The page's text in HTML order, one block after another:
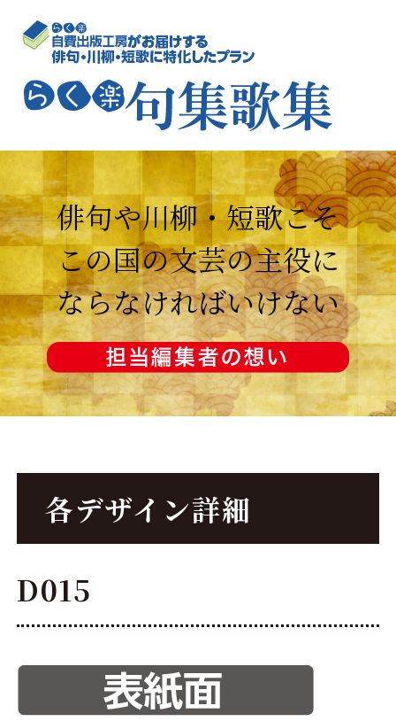
俳句や川柳・短歌こそ
この国の文芸の主役に
ならなければいけない
各デザイン詳細
D015